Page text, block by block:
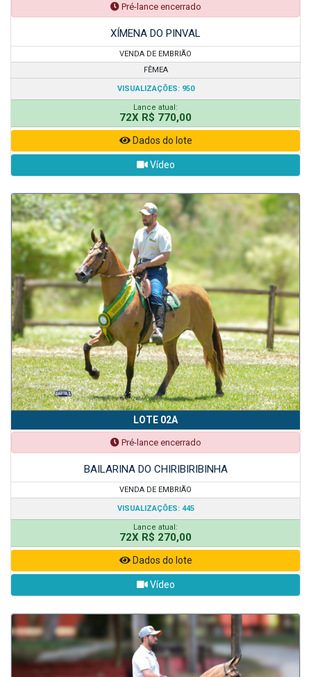
Pré-lance encerrado
XÍMENA DO PINVAL
VENDA DE EMBRIÃO
FÊMEA
VISUALIZAÇÕES: 950
Lance atual:
72X R$ 770,00
Dados do lote
Vídeo
LOTE 02A
Pré-lance encerrado
BAILARINA DO CHIRIBIRIBINHA
VENDA DE EMBRIÃO
VISUALIZAÇÕES: 445
Lance atual:
72X R$ 270,00
Dados do lote
Vídeo